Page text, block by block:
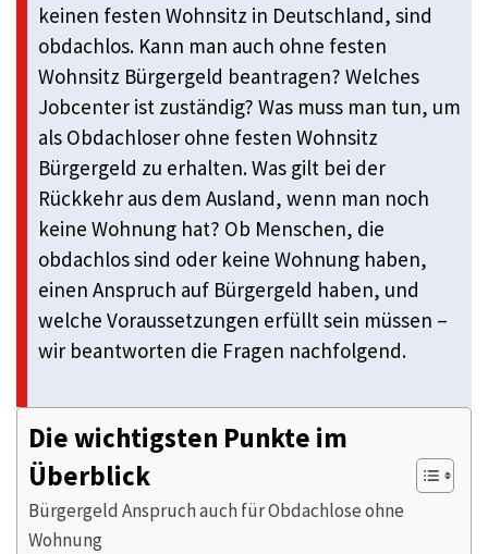
keinen festen Wohnsitz in Deutschland, sind
obdachlos. Kann man auch ohne festen
Wohnsitz Bürgergeld beantragen? Welches
Jobcenter ist zuständig? Was muss man tun, um
als Obdachloser ohne festen Wohnsitz
Bürgergeld zu erhalten. Was gilt bei der
Rückkehr aus dem Ausland, wenn man noch
keine Wohnung hat? Ob Menschen, die
obdachlos sind oder keine Wohnung haben,
einen Anspruch auf Bürgergeld haben, und
welche Voraussetzungen erfüllt sein müssen –
wir beantworten die Fragen nachfolgend.
Die wichtigsten Punkte im
Überblick
Bürgergeld Anspruch auch für Obdachlose ohne
Wohnung